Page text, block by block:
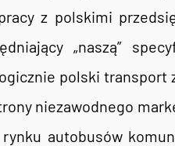
z polskimi
„naszą”
polski transport
niezawodnego
autobusów